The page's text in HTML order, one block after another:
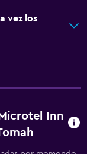
vez los
Inn